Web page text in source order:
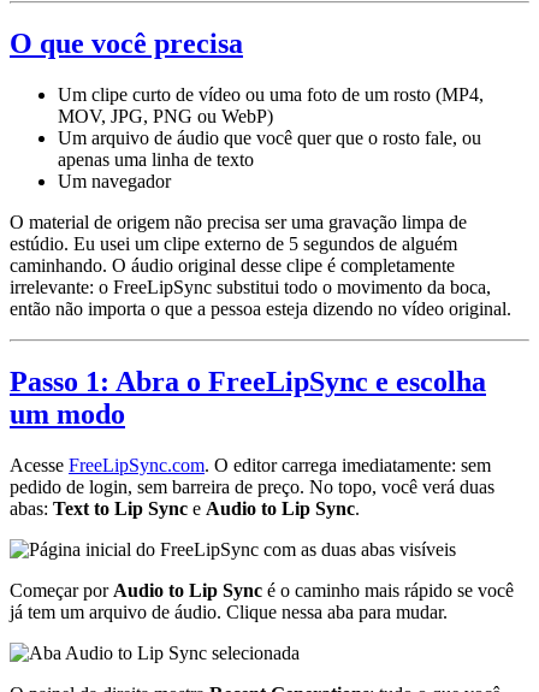
O que você precisa
Um clipe curto de vídeo ou uma foto de um rosto (MP4,
MOV, JPG, PNG ou WebP)
Um arquivo de áudio que você quer que o rosto fale, ou
apenas uma linha de texto
Um navegador
O material de origem não precisa ser uma gravação limpa de
estúdio. Eu usei um clipe externo de 5 segundos de alguém
caminhando. O áudio original desse clipe é completamente
irrelevante: o FreeLipSync substitui todo o movimento da boca,
então não importa o que a pessoa esteja dizendo no vídeo original.
Passo 1: Abra o FreeLipSync e escolha
um modo
Acesse FreeLipSync.com. O editor carrega imediatamente: sem
pedido de login, sem barreira de preço. No topo, você verá duas
abas: Text to Lip Sync e Audio to Lip Sync.
Começar por Audio to Lip Sync é o caminho mais rápido se você
já tem um arquivo de áudio. Clique nessa aba para mudar.